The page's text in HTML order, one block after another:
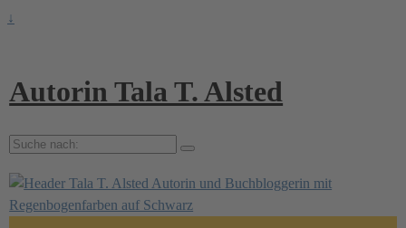
↓
Autorin Tala T. Alsted
Suche